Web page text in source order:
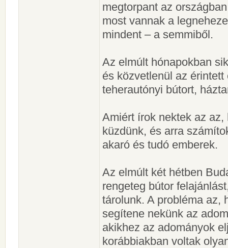
megtorpant az
most vannak a
mindent – a semmiből.
Az elmúlt hónapokban
és közvetlenül az
teherautónyi bútort,
Amiért írok nektek az
küzdünk, és arra
akaró és tudó emberek.
Az elmúlt két hétben
rengeteg bútor
tárolunk. A probléma az,
segítene nekünk az
akikhez az adományok
korábbiakban voltak